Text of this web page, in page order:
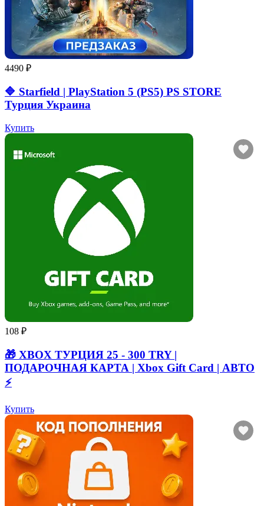
4490 ₽
🔷 Starfield | PlayStation 5 (PS5) PS STORE
Турция Украина
Купить
108 ₽
🎁 XBOX ТУРЦИЯ 25 - 300 TRY |
ПОДАРОЧНАЯ КАРТА | Xbox Gift Card | АВТО
⚡
Купить